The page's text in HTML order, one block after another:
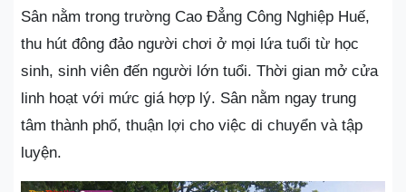
Sân nằm trong trường Cao Đẳng Công Nghiệp Huế,
thu hút đông đảo người chơi ở mọi lứa tuổi từ học
sinh, sinh viên đến người lớn tuổi. Thời gian mở cửa
linh hoạt với mức giá hợp lý. Sân nằm ngay trung
tâm thành phố, thuận lợi cho việc di chuyển và tập
luyện.